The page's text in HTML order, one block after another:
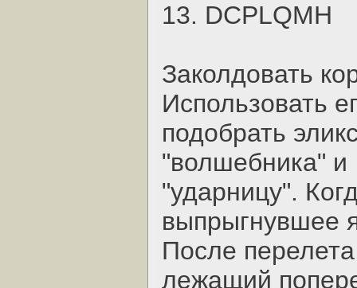
13. DCPLQMH
Заколдовать
Использовать
подобрать
"волшебника" и
"ударницу".
выпрыгнувшее
После
лежащий